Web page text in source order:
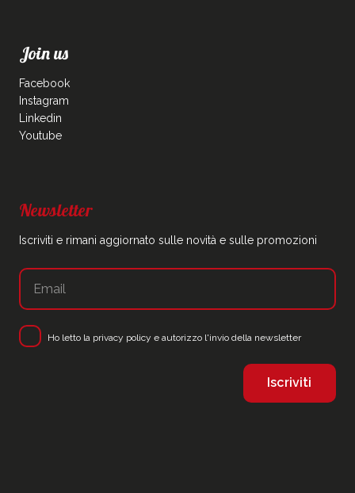
Join us
Facebook
Instagram
Linkedin
Youtube
Newsletter
Iscriviti e rimani aggiornato sulle novità e sulle promozioni
Ho letto la privacy policy e autorizzo l'invio della newsletter